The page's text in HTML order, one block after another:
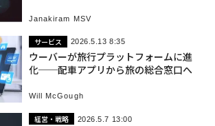
Janakiram MSV
サービス 2026.5.13 8:35
ウーバーが旅行プラットフォームに進
化──配車アプリから旅の総合窓口へ
Will McGough
経営・戦略 2026.5.7 13:00